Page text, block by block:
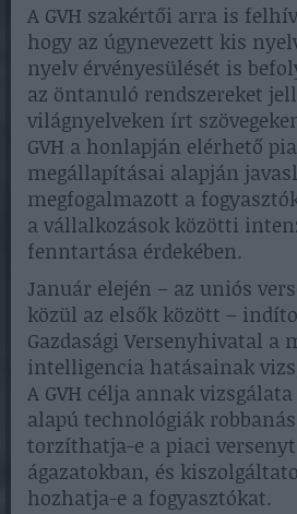
A GVH szakértői arra is
hogy az úgynevezett kis
nyelv érvényesülését is
az öntanuló rendszereket
világnyelveken írt
GVH a honlapján elérhető
megállapításai alapján
megfogalmazott a
a vállalkozások közötti
fenntartása érdekében.
Január elején – az uniós
közül az elsők között –
Gazdasági Versenyhivatal a
intelligencia hatásainak
A GVH célja annak
alapú technológiák
torzíthatja-e a piaci
ágazatokban, és
hozhatja-e a fogyasztókat.